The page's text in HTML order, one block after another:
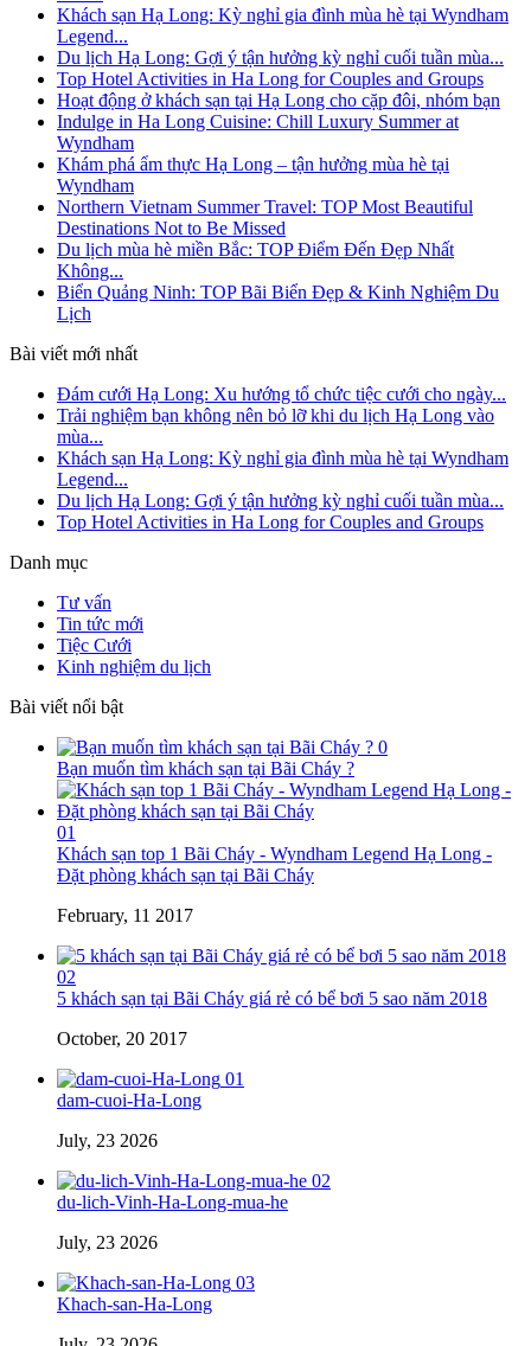
Trải nghiệm bạn không nên bỏ lỡ khi du lịch Hạ Long vào
mùa...
Khách sạn Hạ Long: Kỳ nghỉ gia đình mùa hè tại Wyndham
Legend...
Du lịch Hạ Long: Gợi ý tận hưởng kỳ nghỉ cuối tuần mùa...
Top Hotel Activities in Ha Long for Couples and Groups
Hoạt động ở khách sạn tại Hạ Long cho cặp đôi, nhóm bạn
Indulge in Ha Long Cuisine: Chill Luxury Summer at
Wyndham
Khám phá ẩm thực Hạ Long – tận hưởng mùa hè tại
Wyndham
Northern Vietnam Summer Travel: TOP Most Beautiful
Destinations Not to Be Missed
Du lịch mùa hè miền Bắc: TOP Điểm Đến Đẹp Nhất
Không...
Lịch
Bài viết mới nhất
Đám cưới Hạ Long: Xu hướng tổ chức tiệc cưới cho ngày...
Trải nghiệm bạn không nên bỏ lỡ khi du lịch Hạ Long vào
mùa...
Khách sạn Hạ Long: Kỳ nghỉ gia đình mùa hè tại Wyndham
Legend...
Top Hotel Activities in Ha Long for Couples and Groups
Danh mục
Tư vấn
Tin tức mới
Kinh nghiệm du lịch
Bài viết nổi bật
0
Bạn muốn tìm khách sạn tại Bãi Cháy ?
01
Đặt phòng khách sạn tại Bãi Cháy
February, 11 2017
5 khách sạn tại Bãi Cháy giá rẻ có bể bơi 5 sao năm 2018
October, 20 2017
dam-cuoi-Ha-Long
July, 23 2026
du-lich-Vinh-Ha-Long-mua-he
July, 23 2026